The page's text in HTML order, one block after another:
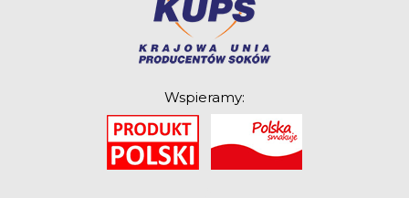
Wspieramy: